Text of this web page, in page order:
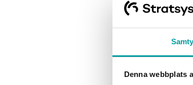
Denna webbplats
Foto: Henrik
Andreas